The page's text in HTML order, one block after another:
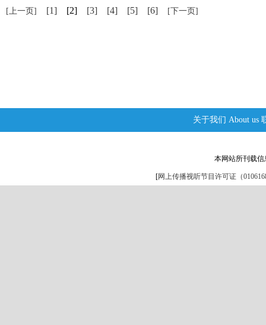
[上一页] [1] [2] [3] [4] [5] [6] [下一页]
关于我们 About us
本网站所刊载
[网上传播视听节目许可证（